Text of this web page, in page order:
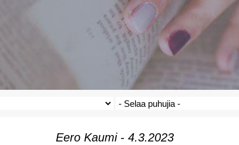
Eero Kaumi - 4.3.2023